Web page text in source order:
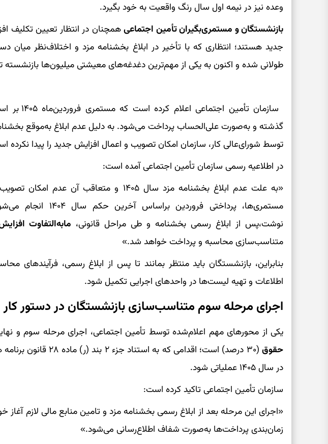
وعده نیز در نیمه اول سال رنگ واقعیت به خود بگیرد.
بازنشستگان و مستمری‌بگیران تأمین اجتماعیهمچنان در انتظار تعیین تکلیف
جدید هستند؛ انتظاری که با تأخیر در ابلاغ بخشنامه مزد و اختلاف‌نظر میان
طولانی شده و اکنون به یکی از مهم‌ترین دغدغه‌های معیشتی میلیون‌ها
سازمان تأمین
توسط شورای‌عالی کار، سازمان امکان تصویب و اعمال افزایش جدید را پیدا نکرده
در اطلاعیه رسمی سازمان تأمین اجتماعی آمده است:
«به علت عدم ابلاغ بخشنامه مزد سال ۱۴۰۵ و متعاقب آن
مستمری‌ها، پرداختی فروردین
نوشت،پس از ابلاغ رسمی بخشنامه و طی مراحل قانونی، مابه‌التفاوت
متناسب‌سازی محاسبه و پرداخت خواهد شد.»
بنابراین، بازنشستگان باید منتظر بمانند تا پس از ابلاغ رسمی، فرآیندهای
اطلاعات و تهیه لیست‌ها در واحدهای اجرایی تکمیل شود.
اجرای مرحله سوم متناسب‌سازی بازنشستگان در دستور کار
یکی از محورهای مهم اعلام‌شده توسط تأمین اجتماعی، اجرای مرحله سوم و
حقوق
(۳۰ درصد) است؛ اقدامی که به استناد
در سال ۱۴۰۵ عملیاتی شود.
سازمان تأمین اجتماعی تاکید کرده است:
«اجرای این مرحله بعد از ابلاغ رسمی بخشنامه مزد و تامین منابع مالی لازم
زمان‌بندی پرداخت‌ها به‌صورت شفاف اطلاع‌رسانی می‌شود.»